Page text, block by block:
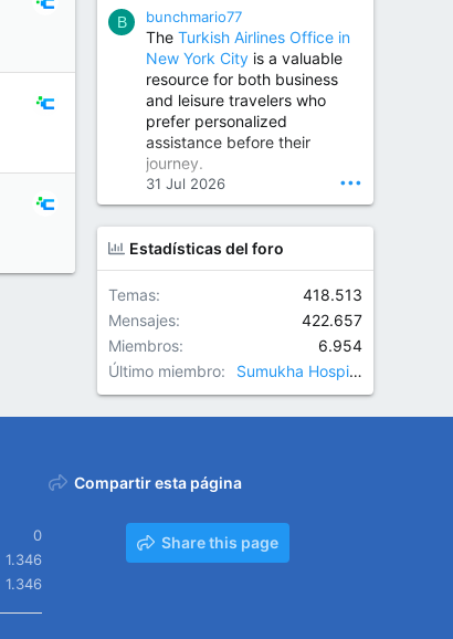
improved joint function,
helping patients return to an
active and comfortable
lifestyle.
Orthopedic Surgeon in Kondapur | Best Orthopedic Doctor in Kondapur | Dr. M. Ranganath Reddy
Consult Dr. M. Ranganath
Reddy, the best...
www.drranganathreddy.co
m
B bunchmario77
The Turkish Airlines Office in
New York City is a valuable
resource for both business
and leisure travelers who
prefer personalized
assistance before their
journey.
31 Jul 2026 •••
Estadísticas del foro
Temas
418.513
Mensajes
422.657
Miembros
6.954
Último miembro
Sumukha Hospitals
0
1.346
1.346
Compartir esta página
Share this page